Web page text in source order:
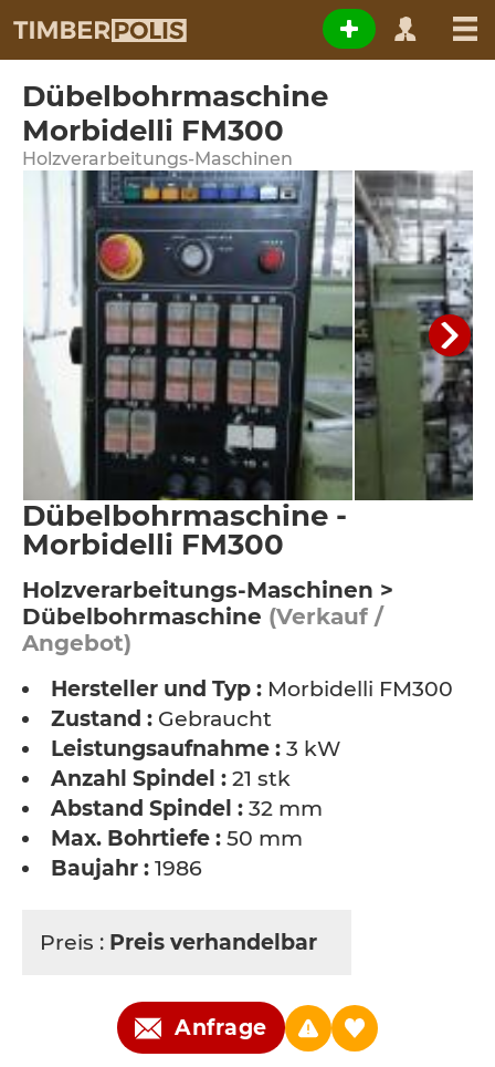
Dübelbohrmaschine
Morbidelli FM300
Holzverarbeitungs-Maschinen
Dübelbohrmaschine -
Morbidelli FM300
Holzverarbeitungs-Maschinen >
Dübelbohrmaschine (Verkauf /
Angebot)
Hersteller und Typ : Morbidelli FM300
Zustand : Gebraucht
Leistungsaufnahme : 3 kW
Anzahl Spindel : 21 stk
Abstand Spindel : 32 mm
Max. Bohrtiefe : 50 mm
Baujahr : 1986
Preis : Preis verhandelbar
Anfrage